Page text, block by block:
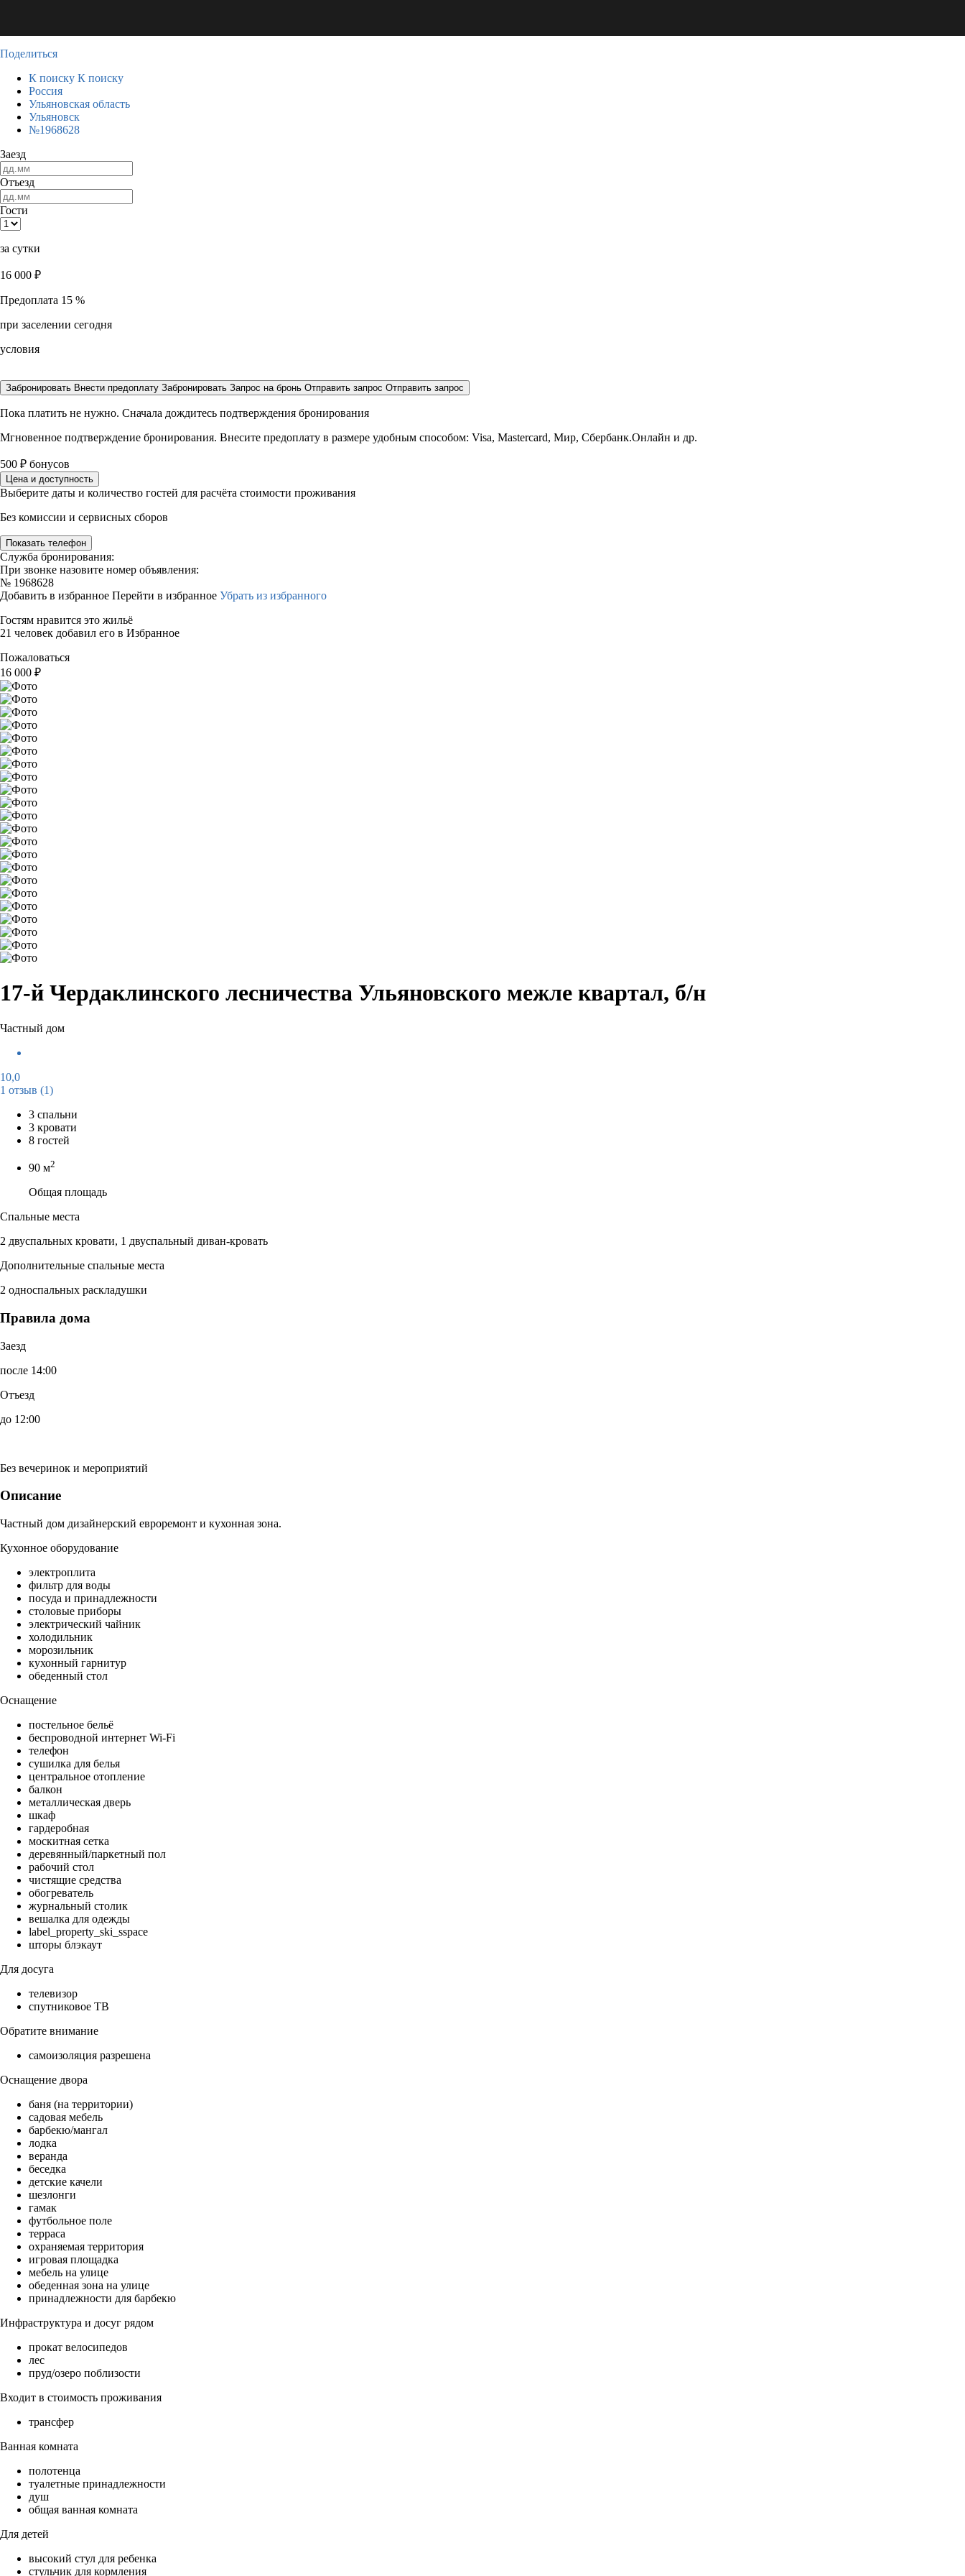
Поделиться
К поиску К поиску
Россия
Ульяновская область
Ульяновск
№1968628
Заезд
Отъезд
Гости
за сутки
16 000 ₽
Предоплата 15 %
при заселении сегодня
условия
Забронировать Внести предоплату Забронировать Запрос на бронь Отправить запрос Отправить запрос
Пока платить не нужно. Сначала дождитесь подтверждения бронирования
Мгновенное подтверждение бронирования. Внесите предоплату в размере удобным способом: Visa, Mastercard, Мир, Сбербанк.Онлайн и др.
500 ₽ бонусов
Цена и доступность
Выберите даты и количество гостей для расчёта стоимости проживания
Без комиссии и сервисных сборов
Показать телефон
Служба бронирования:
При звонке назовите номер объявления:
№ 1968628
Добавить в избранное Перейти в избранное Убрать из избранного
Гостям нравится это жильё
21 человек добавил его в Избранное
Пожаловаться
16 000 ₽
17-й Чердаклинского лесничества Ульяновского межле квартал, б/н
Частный дом
10,0
1 отзыв (1)
3 спальни
3 кровати
8 гостей
90 м2
Общая площадь
Спальные места
2 двуспальных кровати, 1 двуспальный диван-кровать
Дополнительные спальные места
2 односпальных раскладушки
Правила дома
Заезд
после 14:00
Отъезд
до 12:00
Без вечеринок и мероприятий
Описание
Частный дом дизайнерский евроремонт и кухонная зона.
Кухонное оборудование
электроплита
фильтр для воды
посуда и принадлежности
столовые приборы
электрический чайник
холодильник
морозильник
кухонный гарнитур
обеденный стол
Оснащение
постельное бельё
беспроводной интернет Wi-Fi
телефон
сушилка для белья
центральное отопление
балкон
металлическая дверь
шкаф
гардеробная
москитная сетка
деревянный/паркетный пол
рабочий стол
чистящие средства
обогреватель
журнальный столик
вешалка для одежды
label_property_ski_sspace
шторы блэкаут
Для досуга
телевизор
спутниковое ТВ
Обратите внимание
самоизоляция разрешена
Оснащение двора
баня (на территории)
садовая мебель
барбекю/мангал
лодка
веранда
беседка
детские качели
шезлонги
гамак
футбольное поле
терраса
охраняемая территория
игровая площадка
мебель на улице
обеденная зона на улице
принадлежности для барбекю
Инфраструктура и досуг рядом
прокат велосипедов
лес
пруд/озеро поблизости
Входит в стоимость проживания
трансфер
Ванная комната
полотенца
туалетные принадлежности
душ
общая ванная комната
Для детей
высокий стул для ребенка
стульчик для кормления